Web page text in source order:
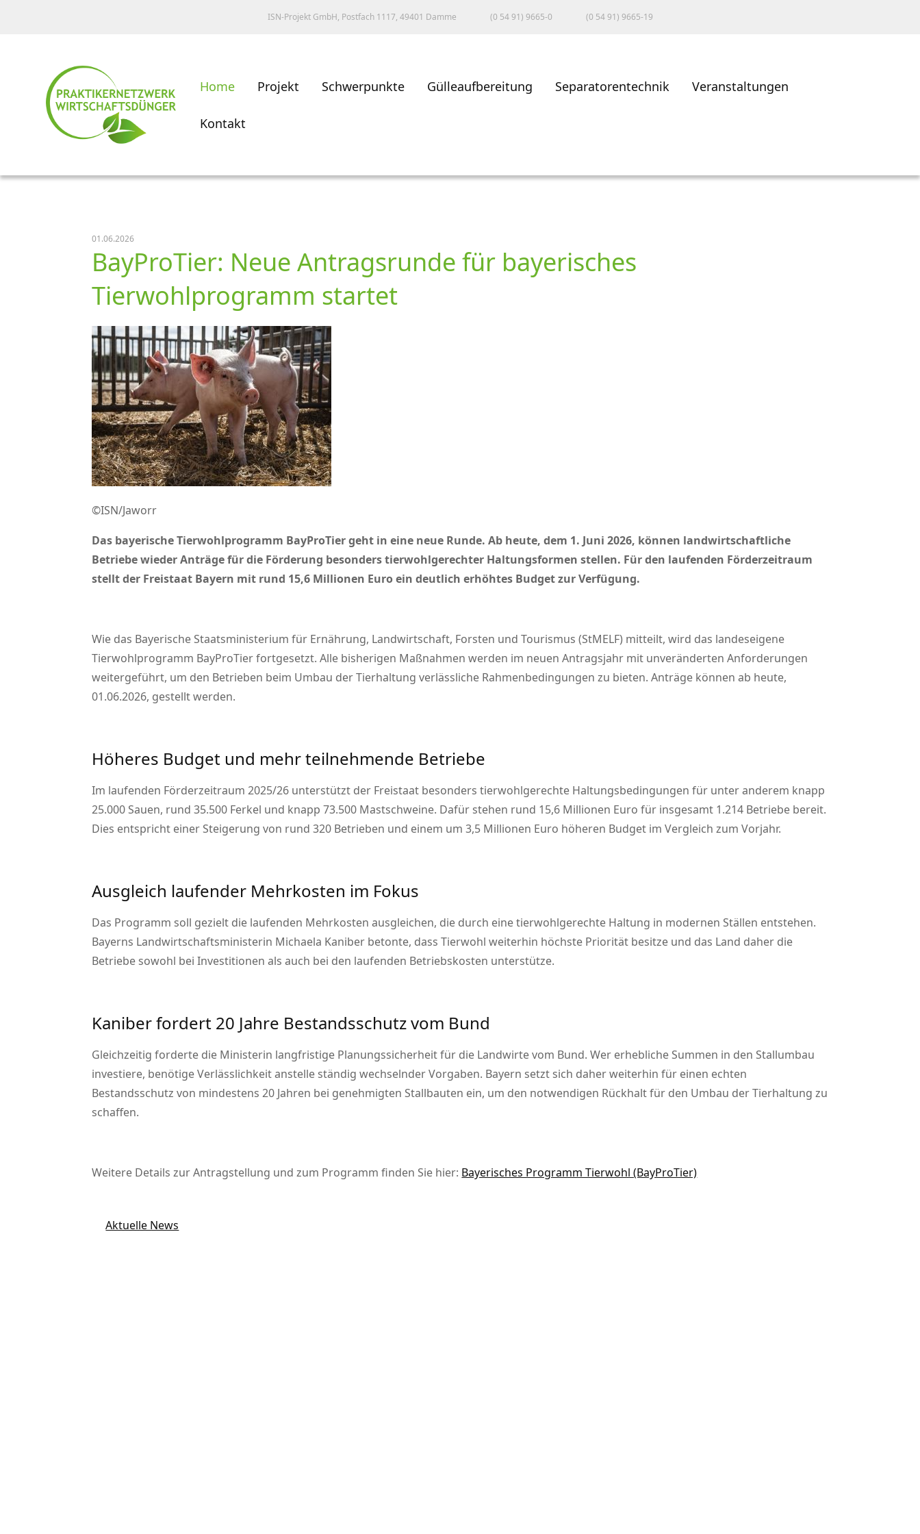
ISN-Projekt GmbH, Postfach 1117, 49401 Damme (0 54 91) 9665-0 (0 54 91) 9665-19
Home Projekt Schwerpunkte Gülleaufbereitung Separatorentechnik Veranstaltungen
Kontakt
01.06.2026
BayProTier: Neue Antragsrunde für bayerisches
Tierwohlprogramm startet
©ISN/Jaworr
Das bayerische Tierwohlprogramm BayProTier geht in eine neue Runde. Ab heute, dem 1. Juni 2026, können landwirtschaftliche
Betriebe wieder Anträge für die Förderung besonders tierwohlgerechter Haltungsformen stellen. Für den laufenden Förderzeitraum
stellt der Freistaat Bayern mit rund 15,6 Millionen Euro ein deutlich erhöhtes Budget zur Verfügung.
Wie das Bayerische Staatsministerium für Ernährung, Landwirtschaft, Forsten und Tourismus (StMELF) mitteilt, wird das landeseigene
Tierwohlprogramm BayProTier fortgesetzt. Alle bisherigen Maßnahmen werden im neuen Antragsjahr mit unveränderten Anforderungen
weitergeführt, um den Betrieben beim Umbau der Tierhaltung verlässliche Rahmenbedingungen zu bieten. Anträge können ab heute,
01.06.2026, gestellt werden.
Höheres Budget und mehr teilnehmende Betriebe
Im laufenden Förderzeitraum 2025/26 unterstützt der Freistaat besonders tierwohlgerechte Haltungsbedingungen für unter anderem knapp
25.000 Sauen, rund 35.500 Ferkel und knapp 73.500 Mastschweine. Dafür stehen rund 15,6 Millionen Euro für insgesamt 1.214 Betriebe bereit.
Dies entspricht einer Steigerung von rund 320 Betrieben und einem um 3,5 Millionen Euro höheren Budget im Vergleich zum Vorjahr.
Ausgleich laufender Mehrkosten im Fokus
Das Programm soll gezielt die laufenden Mehrkosten ausgleichen, die durch eine tierwohlgerechte Haltung in modernen Ställen entstehen.
Bayerns Landwirtschaftsministerin Michaela Kaniber betonte, dass Tierwohl weiterhin höchste Priorität besitze und das Land daher die
Betriebe sowohl bei Investitionen als auch bei den laufenden Betriebskosten unterstütze.
Kaniber fordert 20 Jahre Bestandsschutz vom Bund
Gleichzeitig forderte die Ministerin langfristige Planungssicherheit für die Landwirte vom Bund. Wer erhebliche Summen in den Stallumbau
investiere, benötige Verlässlichkeit anstelle ständig wechselnder Vorgaben. Bayern setzt sich daher weiterhin für einen echten
Bestandsschutz von mindestens 20 Jahren bei genehmigten Stallbauten ein, um den notwendigen Rückhalt für den Umbau der Tierhaltung zu
schaffen.
Weitere Details zur Antragstellung und zum Programm finden Sie hier: Bayerisches Programm Tierwohl (BayProTier)
Aktuelle News